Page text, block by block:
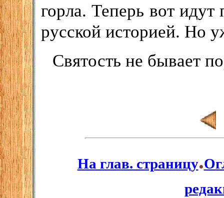
горла. Теперь вот идут
русской историей. Но
Святость не бывает
На глав. страницу.